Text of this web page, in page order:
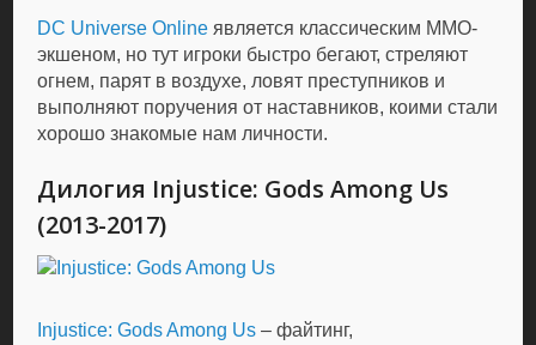
DC Universe Online является классическим MMO-
экшеном, но тут игроки быстро бегают, стреляют
огнем, парят в воздухе, ловят преступников и
выполняют поручения от наставников, коими стали
хорошо знакомые нам личности.
Дилогия Injustice: Gods Among Us
(2013-2017)
Injustice: Gods Among Us – файтинг,